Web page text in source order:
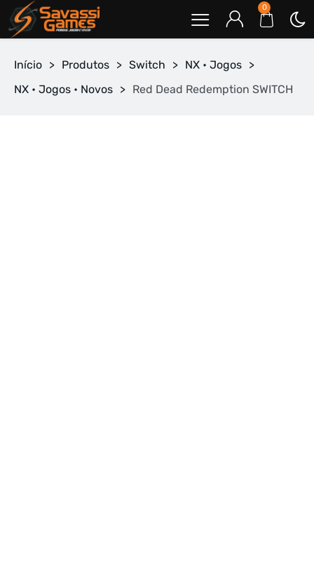
0
Início > Produtos > Switch > NX • Jogos >
NX • Jogos • Novos > Red Dead Redemption SWITCH